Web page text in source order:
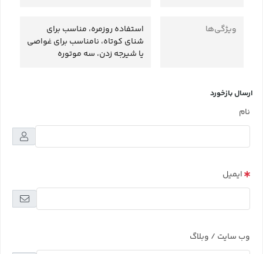
ویژگی‌ها
استفاده روزمره، مناسب برای
شنای کوتاه، نامناسب برای غواصی
یا شیرجه زدن، سه موتوره
ارسال بازخورد
نام
ایمیل
وب سایت / وبلاگ